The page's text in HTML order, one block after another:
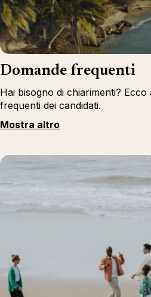
Domande frequenti
Hai bisogno di chiarimenti?
frequenti dei candidati.
Mostra altro